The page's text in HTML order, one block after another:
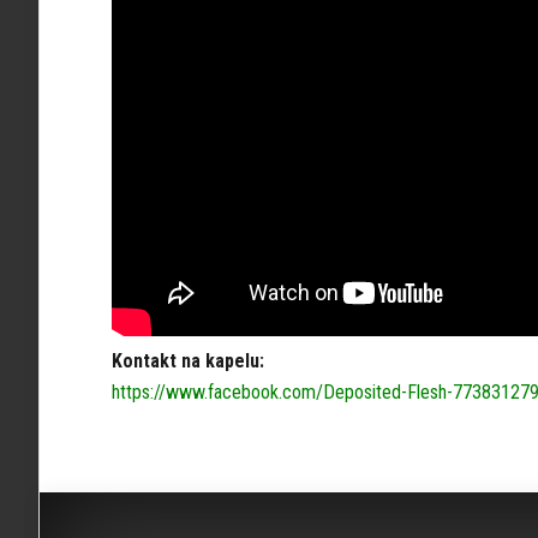
Kontakt na kapelu:
https://www.facebook.com/Deposited-Flesh-